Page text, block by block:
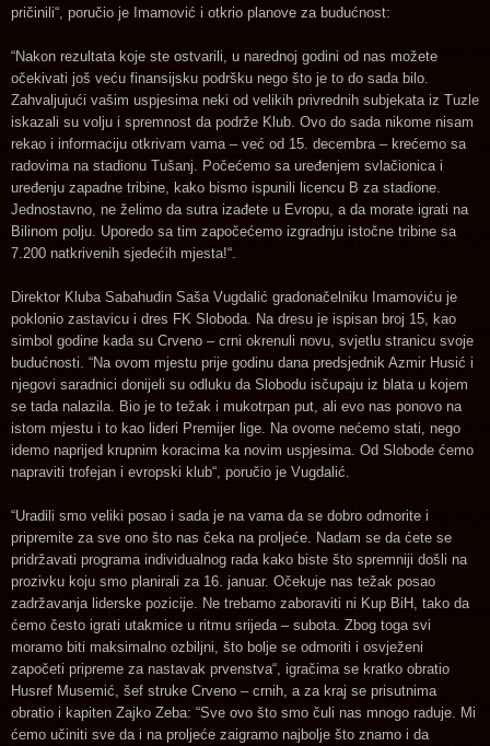
pričinili“, poručio je Imamović i otkrio planove za budućnost:
“Nakon rezultata koje ste ostvarili, u narednoj godini od nas možete
očekivati još veću finansijsku podršku nego što je to do sada bilo.
Zahvaljujući vašim uspjesima neki od velikih privrednih subjekata iz Tuzle
iskazali su volju i spremnost da podrže Klub. Ovo do sada nikome nisam
rekao i informaciju otkrivam vama – već od 15. decembra – krećemo sa
radovima na stadionu Tušanj. Počećemo sa uređenjem svlačionica i
uređenju zapadne tribine, kako bismo ispunili licencu B za stadione.
Jednostavno, ne želimo da sutra izađete u Evropu, a da morate igrati na
Bilinom polju. Uporedo sa tim započećemo izgradnju istočne tribine sa
7.200 natkrivenih sjedećih mjesta!“.
Direktor Kluba Sabahudin Saša Vugdalić gradonačelniku Imamoviću je
poklonio zastavicu i dres FK Sloboda. Na dresu je ispisan broj 15, kao
simbol godine kada su Crveno – crni okrenuli novu, svjetlu stranicu svoje
budućnosti. “Na ovom mjestu prije godinu dana predsjednik Azmir Husić i
njegovi saradnici donijeli su odluku da Slobodu isčupaju iz blata u kojem
se tada nalazila. Bio je to težak i mukotrpan put, ali evo nas ponovo na
istom mjestu i to kao lideri Premijer lige. Na ovome nećemo stati, nego
idemo naprijed krupnim koracima ka novim uspjesima. Od Slobode ćemo
napraviti trofejan i evropski klub“, poručio je Vugdalić.
“Uradili smo veliki posao i sada je na vama da se dobro odmorite i
pripremite za sve ono što nas čeka na proljeće. Nadam se da ćete se
pridržavati programa individualnog rada kako biste što spremniji došli na
prozivku koju smo planirali za 16. januar. Očekuje nas težak posao
zadržavanja liderske pozicije. Ne trebamo zaboraviti ni Kup BiH, tako da
ćemo često igrati utakmice u ritmu srijeda – subota. Zbog toga svi
moramo biti maksimalno ozbiljni, što bolje se odmoriti i osvježeni
započeti pripreme za nastavak prvenstva“, igračima se kratko obratio
Husref Musemić, šef struke Crveno – crnih, a za kraj se prisutnima
obratio i kapiten Zajko Zeba: “Sve ovo što smo čuli nas mnogo raduje. Mi
ćemo učiniti sve da i na proljeće zaigramo najbolje što znamo i da